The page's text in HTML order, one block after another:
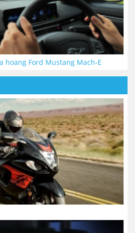
hoang Ford Mustang Mach-E